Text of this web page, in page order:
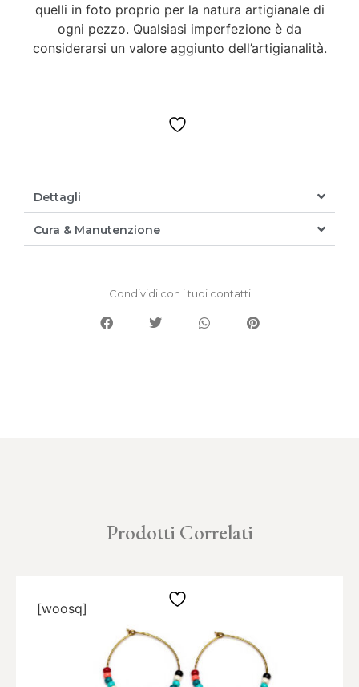
quelli in foto proprio per la natura artigianale di
ogni pezzo. Qualsiasi imperfezione è da
considerarsi un valore aggiunto dell’artigianalità.
Dettagli
Cura & Manutenzione
Condividi con i tuoi contatti
Prodotti Correlati
[woosq]